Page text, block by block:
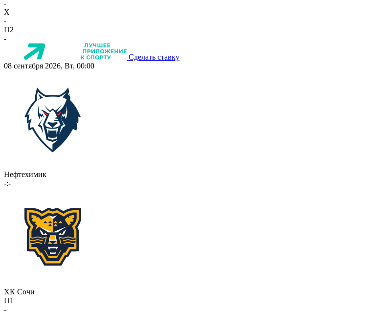
-
X
-
П2
-
Сделать ставку
08 сентября 2026, Вт, 00:00
Нефтехимик
-:-
ХК Сочи
П1
-